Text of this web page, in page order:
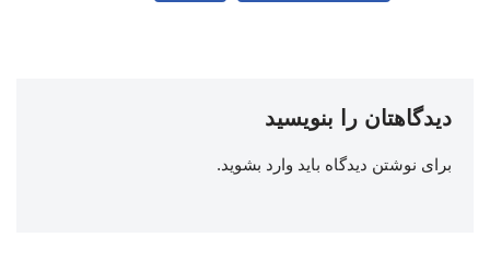
دیدگاهتان را بنویسید
برای نوشتن دیدگاه باید وارد بشوید.